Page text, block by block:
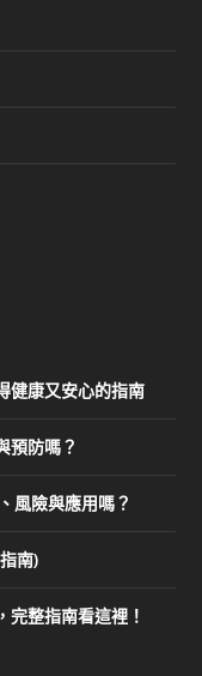
健康又安心的指南
預防嗎？
風險與應用嗎？
南)
完整指南看這裡！